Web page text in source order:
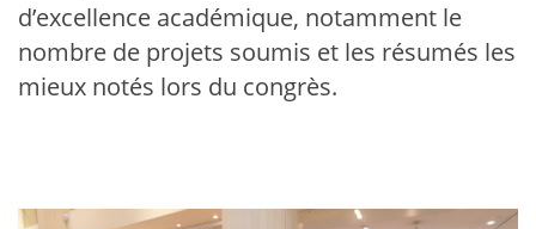
d’excellence académique, notamment le
nombre de projets soumis et les résumés les
mieux notés lors du congrès.